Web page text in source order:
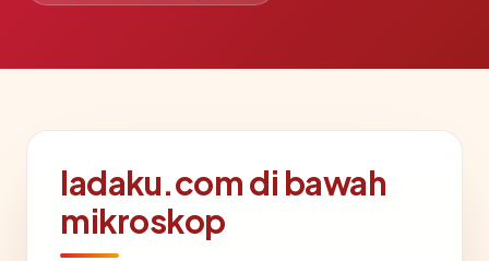
ladaku.com di bawah
mikroskop